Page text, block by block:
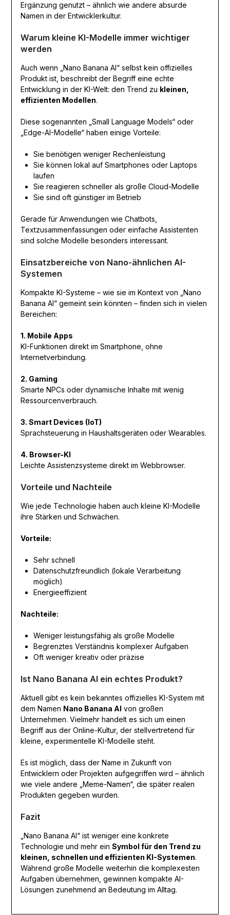
Ergänzung genutzt – ähnlich wie andere absurde
Namen in der Entwicklerkultur.
Warum kleine KI-Modelle immer wichtiger
werden
Auch wenn „Nano Banana AI“ selbst kein offizielles
Produkt ist, beschreibt der Begriff eine echte
Entwicklung in der KI-Welt: den Trend zu kleinen,
effizienten Modellen.
Diese sogenannten „Small Language Models“ oder
„Edge-AI-Modelle“ haben einige Vorteile:
Sie benötigen weniger Rechenleistung
Sie können lokal auf Smartphones oder Laptops
laufen
Sie reagieren schneller als große Cloud-Modelle
Sie sind oft günstiger im Betrieb
Gerade für Anwendungen wie Chatbots,
Textzusammenfassungen oder einfache Assistenten
sind solche Modelle besonders interessant.
Einsatzbereiche von Nano-ähnlichen AI-
Systemen
Kompakte KI-Systeme – wie sie im Kontext von „Nano
Banana AI“ gemeint sein könnten – finden sich in vielen
Bereichen:
1. Mobile Apps
KI-Funktionen direkt im Smartphone, ohne
Internetverbindung.
2. Gaming
Smarte NPCs oder dynamische Inhalte mit wenig
Ressourcenverbrauch.
3. Smart Devices (IoT)
Sprachsteuerung in Haushaltsgeräten oder Wearables.
4. Browser-KI
Leichte Assistenzsysteme direkt im Webbrowser.
Vorteile und Nachteile
Wie jede Technologie haben auch kleine KI-Modelle
ihre Stärken und Schwächen.
Vorteile:
Sehr schnell
Datenschutzfreundlich (lokale Verarbeitung
möglich)
Energieeffizient
Nachteile:
Weniger leistungsfähig als große Modelle
Begrenztes Verständnis komplexer Aufgaben
Oft weniger kreativ oder präzise
Ist Nano Banana AI ein echtes Produkt?
Aktuell gibt es kein bekanntes offizielles KI-System mit
dem Namen Nano Banana AI von großen
Unternehmen. Vielmehr handelt es sich um einen
Begriff aus der Online-Kultur, der stellvertretend für
kleine, experimentelle KI-Modelle steht.
Es ist möglich, dass der Name in Zukunft von
Entwicklern oder Projekten aufgegriffen wird – ähnlich
wie viele andere „Meme-Namen“, die später realen
Produkten gegeben wurden.
Fazit
„Nano Banana AI“ ist weniger eine konkrete
Technologie und mehr ein Symbol für den Trend zu
kleinen, schnellen und effizienten KI-Systemen.
Während große Modelle weiterhin die komplexesten
Aufgaben übernehmen, gewinnen kompakte AI-
Lösungen zunehmend an Bedeutung im Alltag.